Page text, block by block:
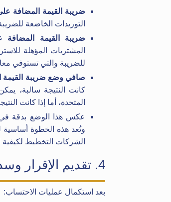
ضريبة القيمة المضافة
التوريدات الخاضعة
ضريبة القيمة المضافة
المشتريات المؤهلة
للضريبة والتي تستوفي
صافي وضع ضريبة القيمة
كانت النتيجة سالبة،
المتحدة، أما إذا كانت
وتُعد هذه الخطوة
الشركات التخطيط لكيفية
4. تقديم الإقرار وسداد الضريبة أو المطالبة بالاسترداد
بعد استكمال عمليات الاحتساب: